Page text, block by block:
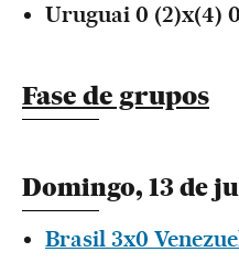
Uruguai 0 (2)x(4)
Fase de grupos
Domingo, 13 de
Brasil 3x0